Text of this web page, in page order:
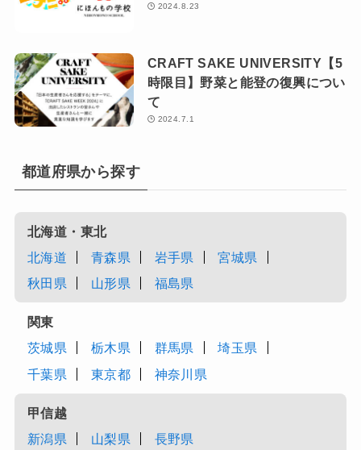
2024.8.23
CRAFT SAKE UNIVERSITY【5
時限目】野菜と能登の復興につい
て
2024.7.1
都道府県から探す
北海道・東北
北海道
青森県 岩手県
宮城県
秋田県
山形県 福島県
関東
茨城県
栃木県 群馬県
埼玉県
千葉県
東京都 神奈川県
甲信越
新潟県
山梨県 長野県